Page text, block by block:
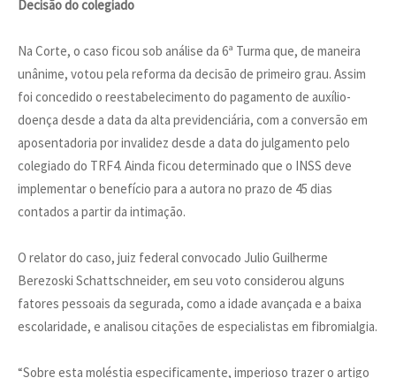
Decisão do colegiado
Na Corte, o caso ficou sob análise da 6ª Turma que, de maneira
unânime, votou pela reforma da decisão de primeiro grau. Assim
foi concedido o reestabelecimento do pagamento de auxílio-
doença desde a data da alta previdenciária, com a conversão em
aposentadoria por invalidez desde a data do julgamento pelo
colegiado do TRF4. Ainda ficou determinado que o INSS deve
implementar o benefício para a autora no prazo de 45 dias
contados a partir da intimação.
O relator do caso, juiz federal convocado Julio Guilherme
Berezoski Schattschneider, em seu voto considerou alguns
fatores pessoais da segurada, como a idade avançada e a baixa
escolaridade, e analisou citações de especialistas em fibromialgia.
“Sobre esta moléstia especificamente, imperioso trazer o artigo